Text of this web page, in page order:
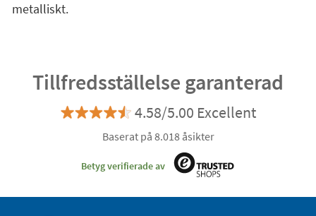
metalliskt.
Tillfredsställelse garanterad
4.58/5.00 Excellent
Baserat på 8.018 åsikter
Betyg verifierade av